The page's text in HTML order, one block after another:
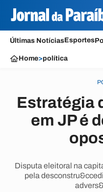
Últimas NotíciasEsportes
Home>política
Estratégia
em JP é
Disputa eleitoral na
pela